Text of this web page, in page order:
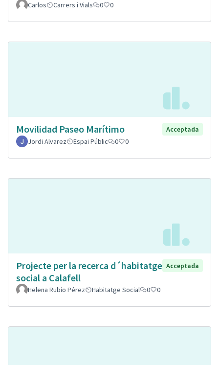
Carlos Carrers i Vials 0 0
Movilidad Paseo Marítimo
Acceptada
Jordi Alvarez
Espai Públic 0 0
Projecte per la recerca d´habitatge
social a Calafell
Acceptada
Helena Rubio Pérez Habitatge Social 0 0